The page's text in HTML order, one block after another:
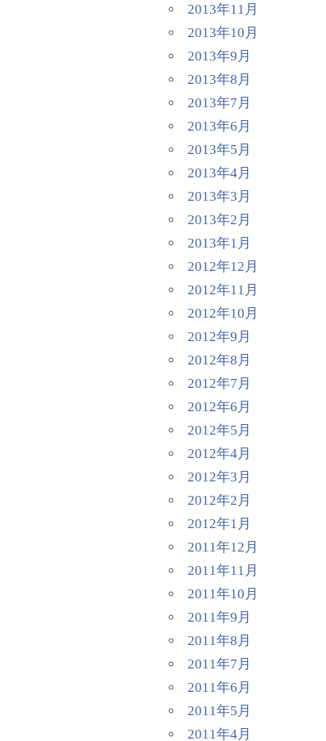
2013年11月
2013年10月
2013年9月
2013年8月
2013年7月
2013年6月
2013年5月
2013年4月
2013年3月
2013年2月
2013年1月
2012年12月
2012年11月
2012年10月
2012年9月
2012年8月
2012年7月
2012年6月
2012年5月
2012年4月
2012年3月
2012年2月
2012年1月
2011年12月
2011年11月
2011年10月
2011年9月
2011年8月
2011年7月
2011年6月
2011年5月
2011年4月